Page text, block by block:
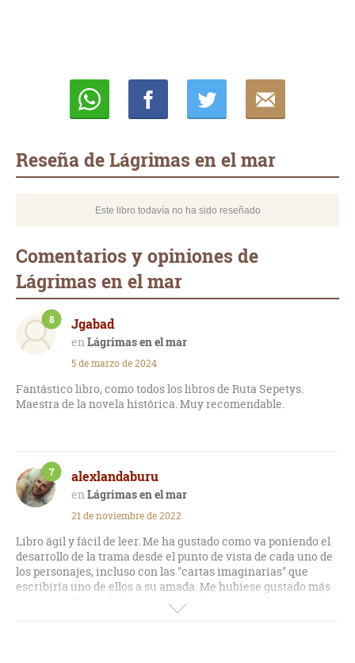
Reseña de Lágrimas en el mar
Este libro todavía no ha sido reseñado
Comentarios y opiniones de
Lágrimas en el mar
Jgabad
Lágrimas en el mar
8
5 de marzo de 2024
Fantástico libro, como todos los libros de Ruta Sepetys.
Maestra de la novela histórica. Muy recomendable.
alexlandaburu
Lágrimas en el mar
7
21 de noviembre de 2022
Libro ágil y fácil de leer. Me ha gustado como va poniendo el
desarrollo de la trama desde el punto de vista de cada uno de
los personajes, incluso con las "cartas imaginarias" que
escribiría uno de ellos a su amada. Me hubiese gustado más
trama para hacer la historia aún más entretenida, pero así